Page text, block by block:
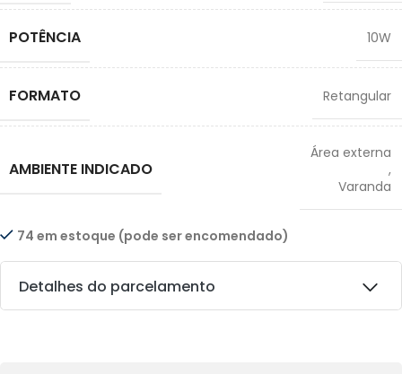
POTÊNCIA 10W
FORMATO Retangular
AMBIENTE INDICADO
Área externa
,
Varanda
74 em estoque (pode ser encomendado)
Detalhes do parcelamento